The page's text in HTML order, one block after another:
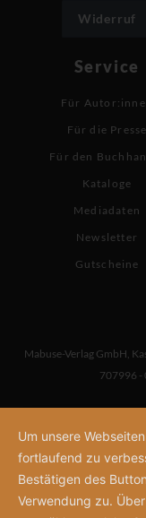
Widerruf
Service
Für
Für die Presse
Für den
Kataloge
Mediadaten
Newsletter
Gutscheine
Mabuse-Verlag GmbH
707996 -
Um unsere
fortlaufend zu
Bestätigen des
Verwendung zu.